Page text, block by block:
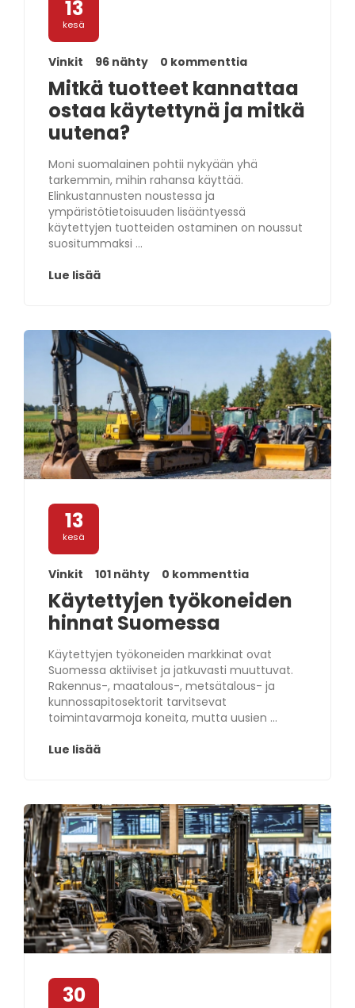
13
kesä
Vinkit 96 nähty 0 kommenttia
Mitkä tuotteet kannattaa
ostaa käytettynä ja mitkä
uutena?
Moni suomalainen pohtii nykyään yhä
tarkemmin, mihin rahansa käyttää.
Elinkustannusten noustessa ja
ympäristötietoisuuden lisääntyessä
käytettyjen tuotteiden ostaminen on noussut
suositummaksi ...
Lue lisää
13
kesä
Vinkit 101 nähty 0 kommenttia
Käytettyjen työkoneiden
hinnat Suomessa
Käytettyjen työkoneiden markkinat ovat
Suomessa aktiiviset ja jatkuvasti muuttuvat.
Rakennus-, maatalous-, metsätalous- ja
kunnossapitosektorit tarvitsevat
toimintavarmoja koneita, mutta uusien ...
Lue lisää
30